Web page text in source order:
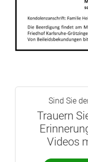
Sind Sie
Trauern
Videos